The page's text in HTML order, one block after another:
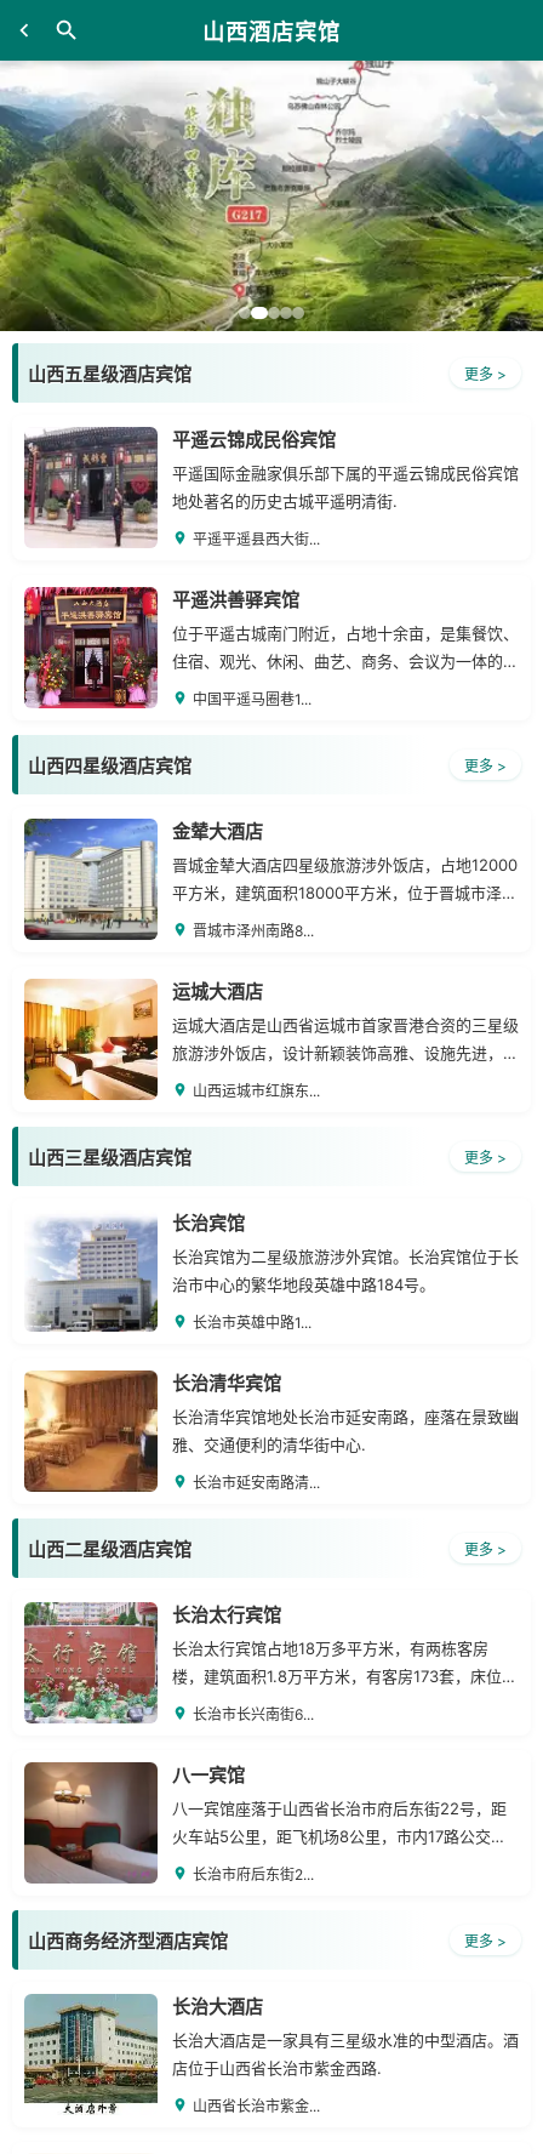
山西酒店宾馆
山西五星级酒店宾馆 更多 >
平遥云锦成民俗宾馆
平遥国际金融家俱乐部下属的平遥云锦成民俗宾馆
地处著名的历史古城平遥明清街.
平遥平遥县西大街...
平遥洪善驿宾馆
位于平遥古城南门附近，占地十余亩，是集餐饮、
住宿、观光、休闲、曲艺、商务、会议为一体的旅
游涉外高级民俗客栈。
中国平遥马圈巷1...
山西四星级酒店宾馆 更多 >
金辇大酒店
晋城金辇大酒店四星级旅游涉外饭店，占地12000
平方米，建筑面积18000平方米，位于晋城市泽州
南路中段，交通便利，位置优越.
晋城市泽州南路8...
运城大酒店
运城大酒店是山西省运城市首家晋港合资的三星级
旅游涉外饭店，设计新颖装饰高雅、设施先进，是
一个集餐饮、住宿、会议、娱乐、购物为一体的综
山西运城市红旗东...
山西三星级酒店宾馆 更多 >
长治宾馆
长治宾馆为二星级旅游涉外宾馆。长治宾馆位于长
治市中心的繁华地段英雄中路184号。
长治市英雄中路1...
长治清华宾馆
长治清华宾馆地处长治市延安南路，座落在景致幽
雅、交通便利的清华街中心.
长治市延安南路清...
山西二星级酒店宾馆 更多 >
长治太行宾馆
长治太行宾馆占地18万多平方米，有两栋客房
楼，建筑面积1.8万平方米，有客房173套，床位
336个，其中高级套间1套.
长治市长兴南街6...
八一宾馆
八一宾馆座落于山西省长治市府后东街22号，距
火车站5公里，距飞机场8公里，市内17路公交车
直通八一宾馆，交通便利，地理位置优越。
长治市府后东街2...
山西商务经济型酒店宾馆 更多 >
长治大酒店
长治大酒店是一家具有三星级水准的中型酒店。酒
店位于山西省长治市紫金西路.
山西省长治市紫金...